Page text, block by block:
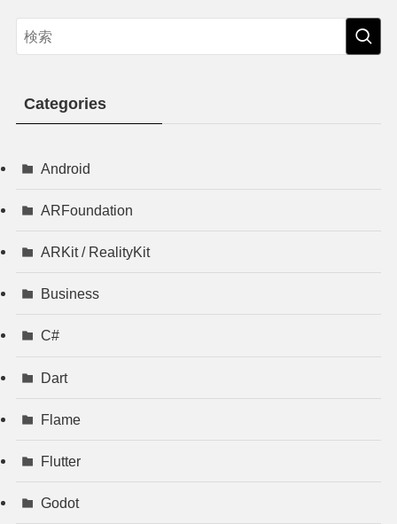
Categories
Android
ARFoundation
ARKit / RealityKit
Business
C#
Dart
Flame
Flutter
Godot